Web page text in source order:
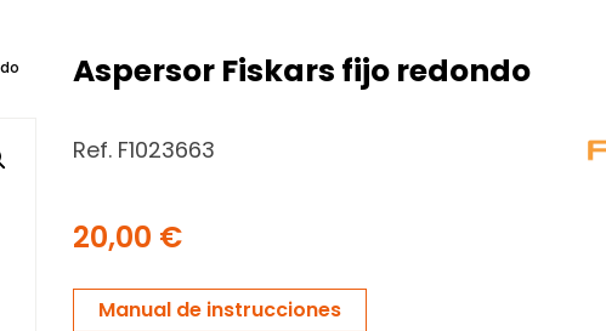
Aspersor Fiskars fijo redondo
Ref. F1023663
20,00 €
Manual de instrucciones